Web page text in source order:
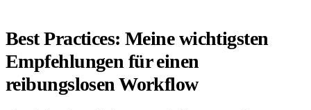
Best Practices: Meine wichtigsten
Empfehlungen für einen
reibungslosen Workflow